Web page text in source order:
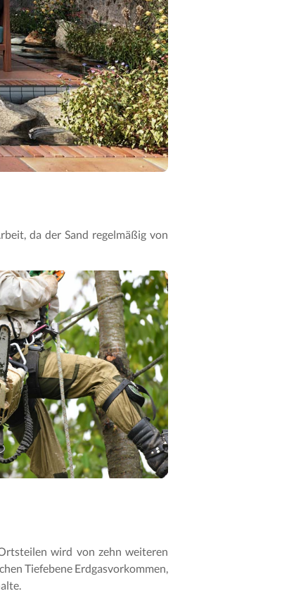
da der Sand regelmäßig von
wird von zehn weiteren
Tiefebene Erdgasvorkommen,